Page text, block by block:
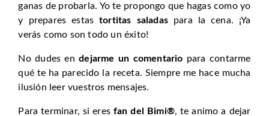
ganas de probarla. Yo te propongo que hagas como yo
y prepares estastortitas saladas para la cena. ¡Ya
verás como son todo un éxito!
No dudes endejarme un comentario para contarme
qué te ha parecido la receta. Siempre me hace mucha
ilusión leer vuestros mensajes.
Para terminar, si eres fan del Bimi®, te animo a dejar